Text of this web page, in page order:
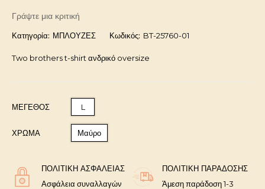
Γράψτε μια κριτική
Κατηγορία: ΜΠΛΟΥΖΕΣ Κωδικός: BT-25760-01
Two brothers t-shirt ανδρικό oversize
ΜΈΓΕΘΟΣ L
ΧΡΩΜΑ Μαύρο
ΠΟΛΙΤΙΚΉ ΑΣΦΑΛΕΊΑΣ
Ασφάλεια συναλλαγών
ΠΟΛΙΤΙΚΉ ΠΑΡΆΔΟΣΗΣ
Άμεση παράδοση 1-3